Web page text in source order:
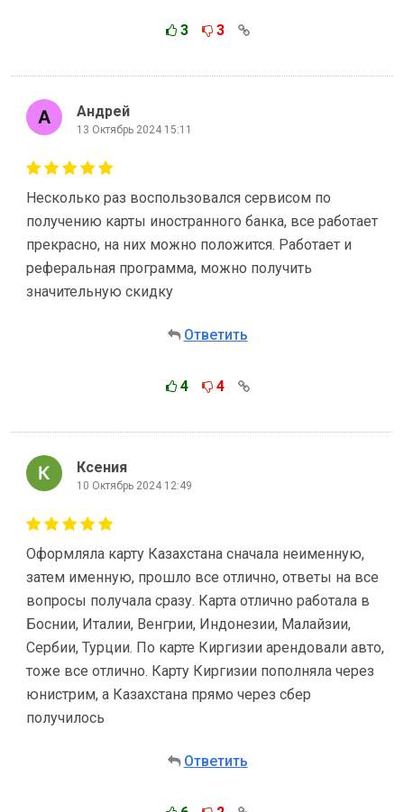
3 3
Андрей
13 Октябрь 2024 15:11
Несколько раз воспользовался сервисом по
получению карты иностранного банка, все работает
прекрасно, на них можно положится. Работает и
реферальная программа, можно получить
значительную скидку
Ответить
4 4
Ксения
10 Октябрь 2024 12:49
Оформляла карту Казахстана сначала неименную,
затем именную, прошло все отлично, ответы на все
вопросы получала сразу. Карта отлично работала в
Боснии, Италии, Венгрии, Индонезии, Малайзии,
Сербии, Турции. По карте Киргизии арендовали авто,
тоже все отлично. Карту Киргизии пополняла через
юнистрим, а Казахстана прямо через сбер
получилось
Ответить